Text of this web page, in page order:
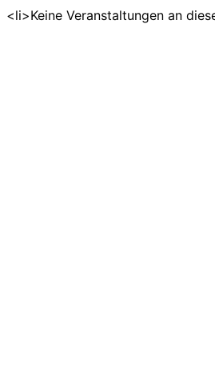
<li>Keine Veranstaltungen an